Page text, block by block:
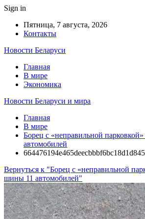
Sign in
Пятница, 7 августа, 2026
Контакты
Новости Беларуси
Главная
В мире
Экономика
Новости Беларуси и мира
Главная
В мире
Борец с «неправильной
автомобилей
664476194e465deecbbbf6bc18d1d845
Вернуться к "Борец с «неправильной
шины 11 автомобилей"